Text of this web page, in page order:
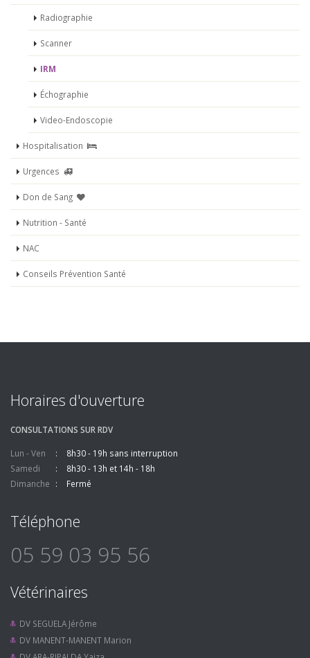
Radiographie
Scanner
IRM
Échographie
Video-Endoscopie
Hospitalisation
Urgences
Don de Sang
Nutrition - Santé
NAC
Conseils Prévention Santé
Horaires d'ouverture
CONSULTATIONS SUR RDV
Lun - Ven
8h30 - 19h sans interruption
Samedi
8h30 - 13h et 14h - 18h
Dimanche
Fermé
Téléphone
05 59 03 95 56
Vétérinaires
DV SEGUELA Jérôme
DV MANENT-MANENT Marion